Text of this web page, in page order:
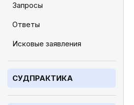
Запросы
Ответы
Исковые заявления
СУДПРАКТИКА